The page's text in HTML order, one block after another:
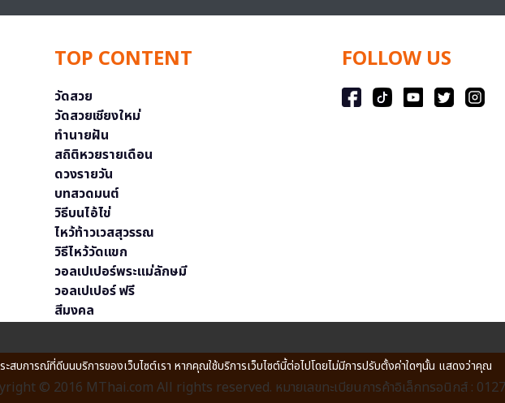
TOP CONTENT
วัดสวย
วัดสวยเชียงใหม่
ทำนายฝัน
สถิติหวยรายเดือน
ดวงรายวัน
บทสวดมนต์
วิธีบนไอ้ไข่
ไหว้ท้าวเวสสุวรรณ
วิธีไหว้วัดแขก
วอลเปเปอร์พระแม่ลักษมี
วอลเปเปอร์ ฟรี
สีมงคล
FOLLOW US
© 2016 MThai.com All rights reserved. หมายเลขทะเบียนการค้าอิเล็กทรอนิกส์ :
บการณ์ที่ดีบนบริการของเว็บไซต์เรา หากคุณใช้บริการเว็บไซต์นี้ต่อไปโดยไม่มีการปรับตั้งค่าใดๆนั้น แสดงว่าคุณ